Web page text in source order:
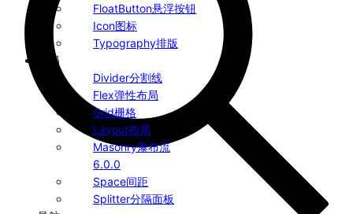
FloatButton悬浮按钮
Icon图标
Typography排版
布局
Divider分割线
Flex弹性布局
Grid栅格
Layout布局
Masonry瀑布流
6.0.0
Space间距
Splitter分隔面板